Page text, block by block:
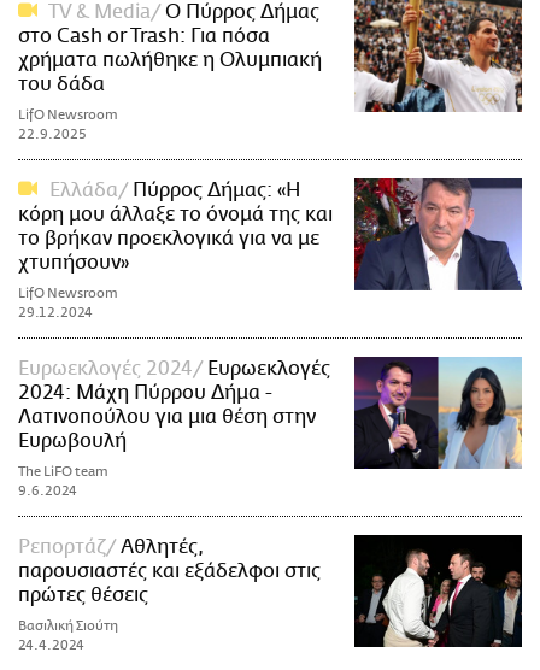
TV & Media
Ο Πύρρος Δήμας
στο Cash or Trash: Για πόσα
χρήματα πωλήθηκε η Ολυμπιακή
του δάδα
LifO Newsroom
22.9.2025
Ελλάδα
Πύρρος Δήμας: «Η
κόρη μου άλλαξε το όνομά της και
το βρήκαν προεκλογικά για να με
χτυπήσουν»
LifO Newsroom
29.12.2024
Ευρωεκλογές 2024
Ευρωεκλογές
2024: Μάχη Πύρρου Δήμα -
Λατινοπούλου για μια θέση στην
Ευρωβουλή
The LiFO team
9.6.2024
Ρεπορτάζ
Αθλητές,
παρουσιαστές και εξάδελφοι στις
πρώτες θέσεις
Βασιλική Σιούτη
24.4.2024